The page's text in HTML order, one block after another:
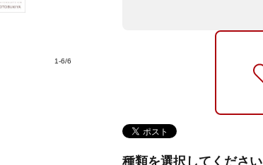
1-6/6
種類を選択してください